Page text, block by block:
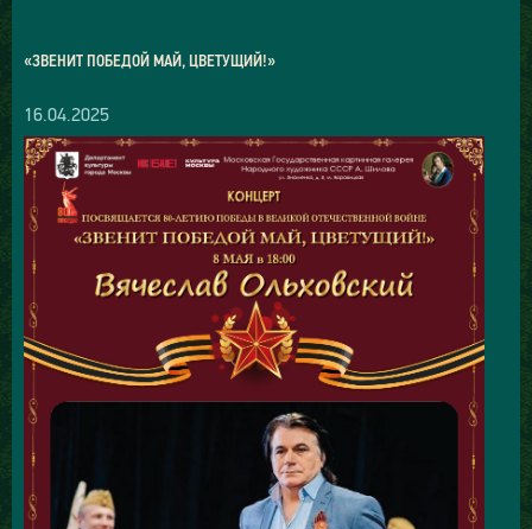
«ЗВЕНИТ ПОБЕДОЙ МАЙ, ЦВЕТУЩИЙ!»
16.04.2025